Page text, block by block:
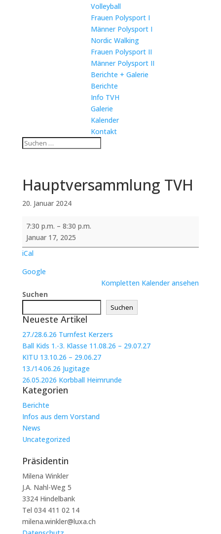
Volleyball
Frauen Polysport I
Männer Polysport I
Nordic Walking
Frauen Polysport II
Männer Polysport II
Berichte + Galerie
Berichte
Info TVH
Galerie
Kalender
Kontakt
Hauptversammlung TVH
20. Januar 2024
Hauptversammlung
TVH
7:30 p.m. – 8:30 p.m.
Januar 17, 2025
iCal
Google
Kompletten Kalender ansehen
Suchen
Suchen
Neueste Artikel
27./28.6.26 Turnfest Kerzers
Ball Kids 1.-3. Klasse 11.08.26 – 29.07.27
KITU 13.10.26 – 29.06.27
13./14.06.26 Jugitage
26.05.2026 Korbball Heimrunde
Kategorien
Berichte
Infos aus dem Vorstand
News
Uncategorized
Präsidentin
Milena Winkler
J.A. Nahl-Weg 5
3324 Hindelbank
Tel 034 411 02 14
milena.winkler@luxa.ch